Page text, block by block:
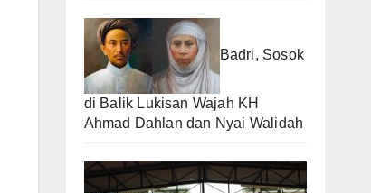
Badri, Sosok
di Balik Lukisan Wajah KH
Ahmad Dahlan dan Nyai Walidah